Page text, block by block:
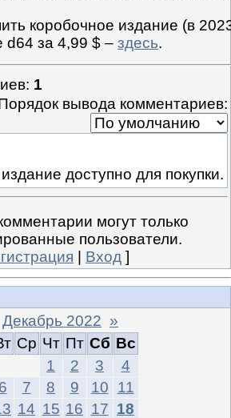
коробочное издание (в
за 4,99 $ – здесь.
: 1
вывода комментариев:
доступно для покупки.
могут только
пользователи.
Вход ]
Декабрь 2022 »
Ср Чт Пт Сб Вс
1
2 3
4
6 7 8 9 10
11
14 15 16 17 18